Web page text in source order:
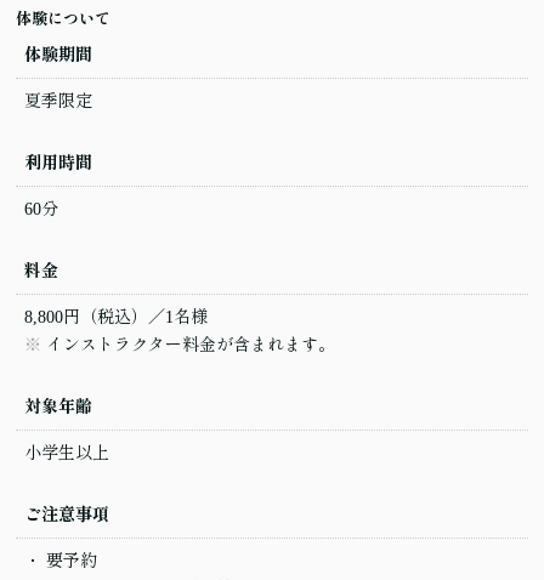
体験について
体験期間
夏季限定
利用時間
60分
料金
8,800円（税込）／1名様
インストラクター料金が含まれます。
対象年齢
小学生以上
ご注意事項
要予約